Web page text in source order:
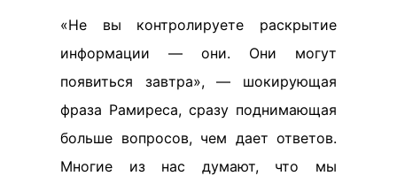
«Не вы контролируете раскрытие
информации — они. Они могут
появиться завтра», — шокирующая
фраза Рамиреса, сразу поднимающая
больше вопросов, чем дает ответов.
Многие из нас думают, что мы